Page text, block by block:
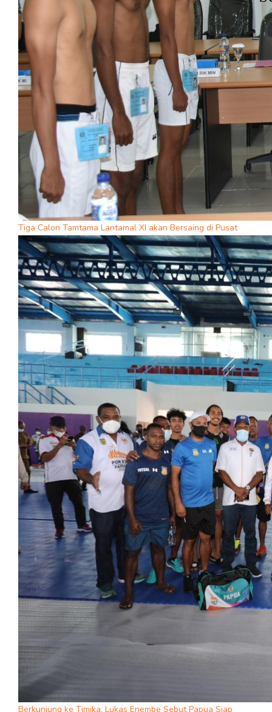
Tiga Calon Tamtama Lantamal XI akan Bersaing di Pusat
Berkunjung ke Timika, Lukas Enembe Sebut Papua Siap